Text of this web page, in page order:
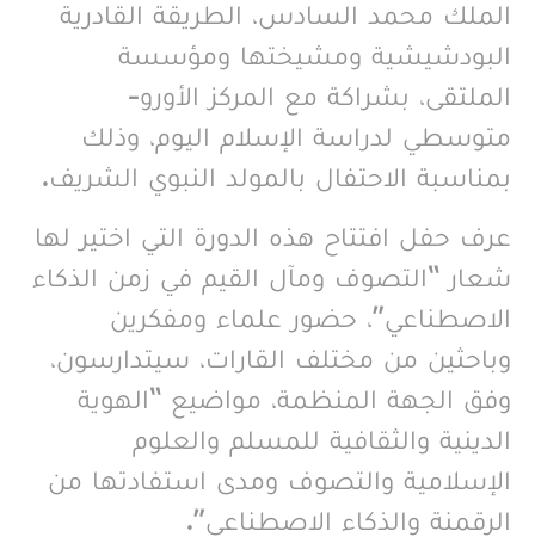
الملك محمد السادس، الطريقة القادرية
البودشيشية ومشيختها ومؤسسة
الملتقى، بشراكة مع المركز الأورو-
متوسطي لدراسة الإسلام اليوم، وذلك
بمناسبة الاحتفال بالمولد النبوي الشريف.
عرف حفل افتتاح هذه الدورة التي اختير لها
شعار “التصوف ومآل القيم في زمن الذكاء
الاصطناعي”، حضور علماء ومفكرين
وباحثين من مختلف القارات، سيتدارسون،
وفق الجهة المنظمة، مواضيع “الهوية
الدينية والثقافية للمسلم والعلوم
الإسلامية والتصوف ومدى استفادتها من
الرقمنة والذكاء الاصطناعي”.